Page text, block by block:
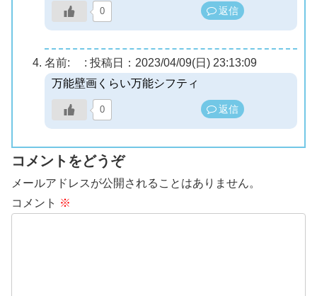
0 返信
名前: : 投稿日：2023/04/09(日) 23:13:09
万能壁画くらい万能シフティ
0 返信
コメントをどうぞ
メールアドレスが公開されることはありません。
コメント ※